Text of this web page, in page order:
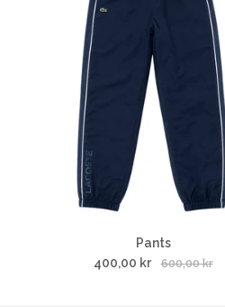
Pants
400,00 kr
600,00 kr